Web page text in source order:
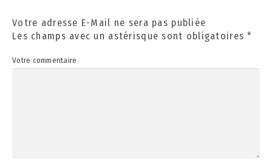
Votre adresse E-Mail ne sera pas publiée
Les champs avec un astérisque sont obligatoires*
Votre commentaire